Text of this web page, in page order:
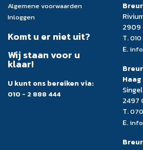
Algemene voorwaarden
Inloggen
Komt u er niet uit?
Wij staan voor u
klaar!
U kunt ons bereiken via:
010 - 2 888 444
2909
T.
E.
Haag
2497
T.
E.